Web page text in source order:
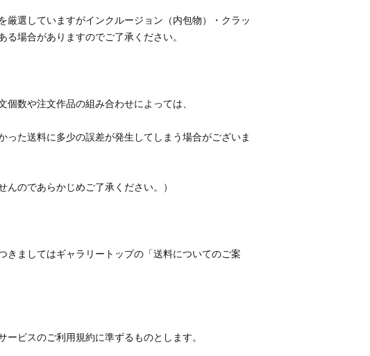
厳選していますがインクルージョン（内包物）・クラッ
った送料に多少の誤差が発生してしまう場合がございま
きましてはギャラリートップの「送料についてのご案
ビスのご利用規約に準ずるものとします。